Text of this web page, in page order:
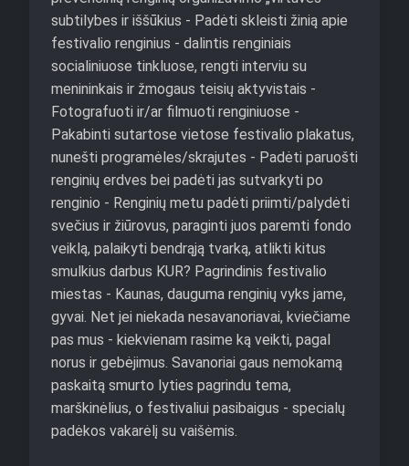
subtilybes ir iššūkius - Padėti skleisti žinią apie
festivalio renginius - dalintis renginiais
socialiniuose tinkluose, rengti interviu su
menininkais ir žmogaus teisių aktyvistais -
Fotografuoti ir/ar filmuoti renginiuose -
Pakabinti sutartose vietose festivalio plakatus,
nunešti programėles/skrajutes - Padėti paruošti
renginių erdves bei padėti jas sutvarkyti po
renginio - Renginių metu padėti priimti/palydėti
svečius ir žiūrovus, paraginti juos paremti fondo
veiklą, palaikyti bendrąją tvarką, atlikti kitus
smulkius darbus KUR? Pagrindinis festivalio
miestas - Kaunas, dauguma renginių vyks jame,
gyvai. Net jei niekada nesavanoriavai, kviečiame
pas mus - kiekvienam rasime ką veikti, pagal
norus ir gebėjimus. Savanoriai gaus nemokamą
paskaitą smurto lyties pagrindu tema,
marškinėlius, o festivaliui pasibaigus - specialų
padėkos vakarėlį su vaišėmis.